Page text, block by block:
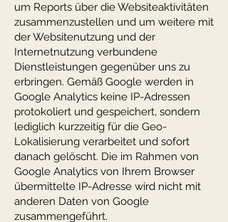
um Reports über die Websiteaktivitäten
zusammenzustellen und um weitere mit
der Websitenutzung und der
Internetnutzung verbundene
Dienstleistungen gegenüber uns zu
erbringen. Gemäß Google werden in
Google Analytics keine IP-Adressen
protokoliert und gespeichert, sondern
lediglich kurzzeitig für die Geo-
Lokalisierung verarbeitet und sofort
danach gelöscht. Die im Rahmen von
Google Analytics von Ihrem Browser
übermittelte IP-Adresse wird nicht mit
anderen Daten von Google
zusammengeführt.